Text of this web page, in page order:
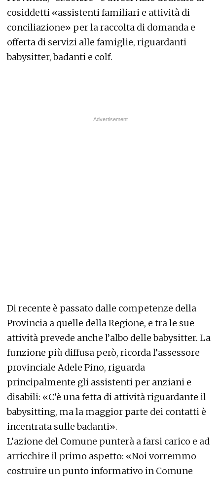
cosiddetti «assistenti familiari e attività di
conciliazione» per la raccolta di domanda e
offerta di servizi alle famiglie, riguardanti
babysitter, badanti e colf.
Di recente è passato dalle competenze della
Provincia a quelle della Regione, e tra le sue
attività prevede anche l’albo delle babysitter. La
funzione più diffusa però, ricorda l’assessore
provinciale Adele Pino, riguarda
principalmente gli assistenti per anziani e
disabili: «C’è una fetta di attività riguardante il
babysitting, ma la maggior parte dei contatti è
incentrata sulle badanti».
L’azione del Comune punterà a farsi carico e ad
arricchire il primo aspetto: «Noi vorremmo
costruire un punto informativo in Comune